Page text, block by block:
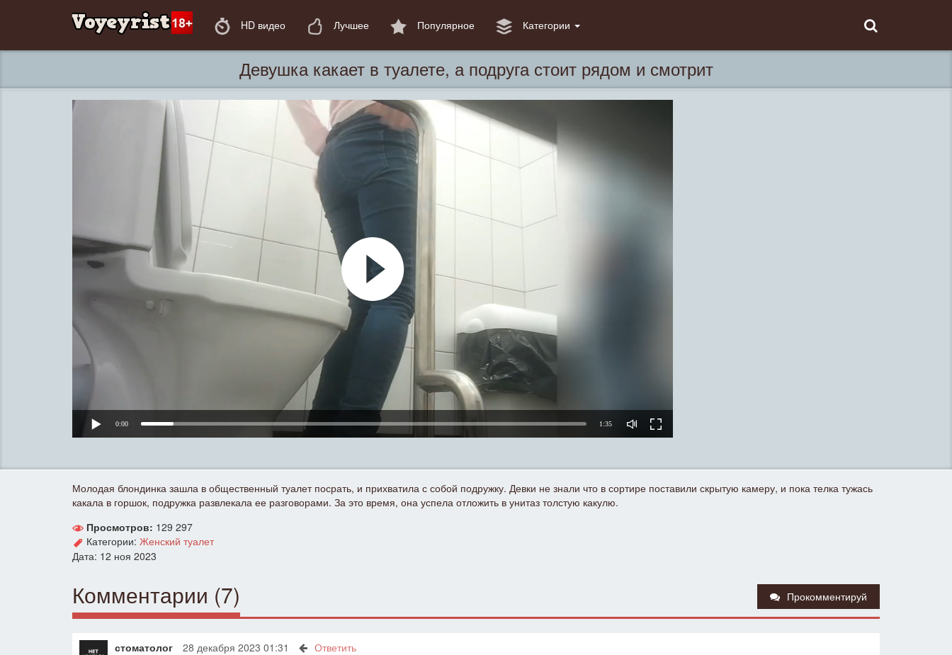
HD видео Лучшее Популярное Категории
Девушка какает в туалете, а подруга стоит рядом и смотрит
0:00 1:35
Молодая блондинка зашла в общественный туалет посрать, и прихватила с собой подружку. Девки не знали что в сортире поставили скрытую камеру, и пока телка тужась
какала в горшок, подружка развлекала ее разговорами. За это время, она успела отложить в унитаз толстую какулю.
Просмотров: 129 297
Категории: Женский туалет
Дата: 12 ноя 2023
Комментарии (7) Прокомментируй
стоматолог 28 декабря 2023 01:31 Ответить